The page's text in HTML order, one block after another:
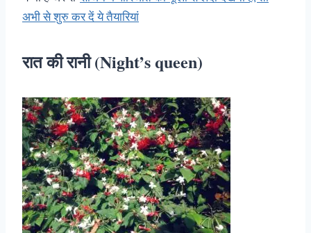
अभी से शुरु कर दें ये तैयारियां
रात की रानी (Night’s queen)